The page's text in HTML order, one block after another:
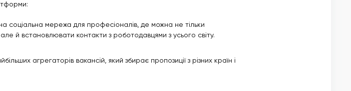
соціальна мережа для професіоналів, де можна не тільки
але й встановлювати контакти з роботодавцями з усього світу.
агрегаторів вакансій, який збирає пропозиції з різних країн і